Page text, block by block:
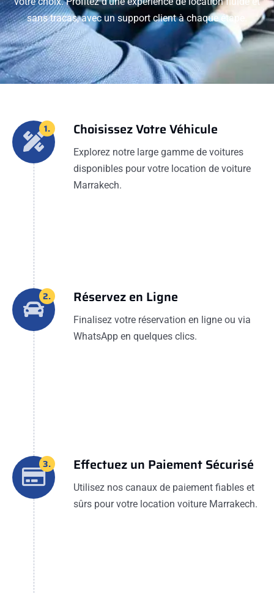
sans tracas, avec un support client à chaque étape.
1. Choisissez Votre Véhicule
Explorez notre large gamme de voitures
disponibles pour votre location de voiture
Marrakech.
2. Réservez en Ligne
Finalisez votre réservation en ligne ou via
WhatsApp en quelques clics.
3. Effectuez un Paiement Sécurisé
Utilisez nos canaux de paiement fiables et
sûrs pour votre location voiture Marrakech.